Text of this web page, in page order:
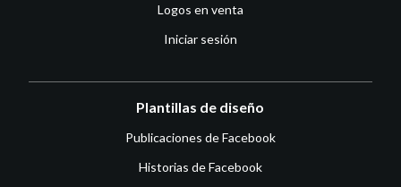
Logos en venta
Iniciar sesión
Plantillas de diseño
Publicaciones de Facebook
Historias de Facebook